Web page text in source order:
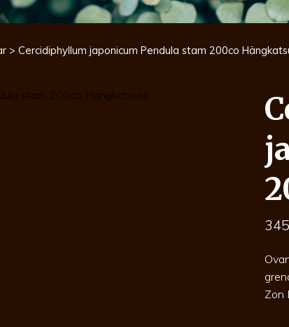
> Cercidiphyllum japonicum Pendula stam 200co
Zon